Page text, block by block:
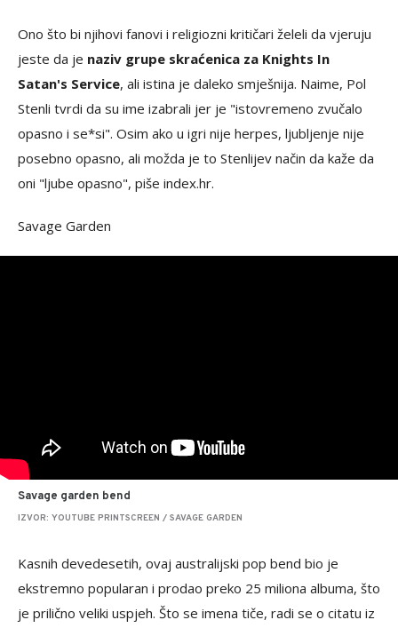
Ono što bi njihovi fanovi i religiozni kritičari želeli da vjeruju
jeste da je naziv grupe skraćenica za Knights In
Satan's Service, ali istina je daleko smješnija. Naime, Pol
Stenli tvrdi da su ime izabrali jer je "istovremeno zvučalo
opasno i se*si". Osim ako u igri nije herpes, ljubljenje nije
posebno opasno, ali možda je to Stenlijev način da kaže da
oni "ljube opasno", piše index.hr.
Savage Garden
Savage garden bend
IZVOR: YOUTUBE PRINTSCREEN / SAVAGE GARDEN
Kasnih devedesetih, ovaj australijski pop bend bio je
ekstremno popularan i prodao preko 25 miliona albuma, što
je prilično veliki uspjeh. Što se imena tiče, radi se o citatu iz